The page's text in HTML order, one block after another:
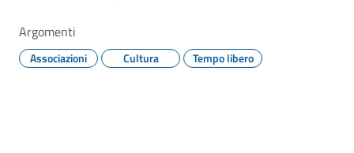
Argomenti
Associazioni Cultura Tempo libero